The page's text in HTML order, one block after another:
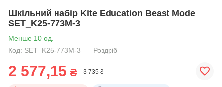
Шкільний набір Kite Education Beast Mode
SET_K25-773M-3
Менше 10 од.
Код: SET_K25-773M-3
Роздріб
2 577,15 ₴ 3 735 ₴